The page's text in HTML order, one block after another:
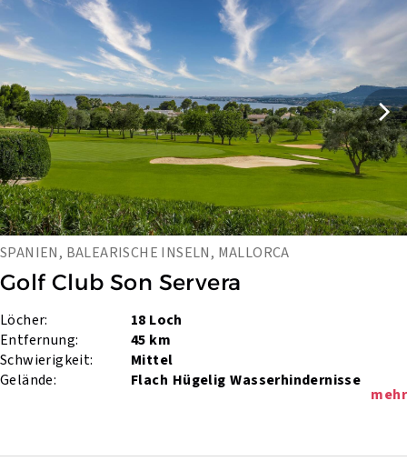
SPANIEN, BALEARISCHE INSELN, MALLORCA
Golf Club Son Servera
Löcher:
18 Loch
Entfernung:
45 km
Schwierigkeit:
Mittel
Gelände:
Flach Hügelig Wasserhindernisse
mehr